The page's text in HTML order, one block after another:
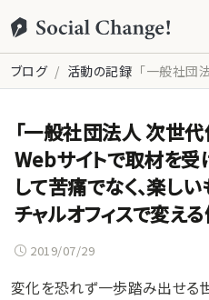
ブログ 活動の記録 「一般社団法人 次世代価値コンソーシアム」
「一般社団法人 次世代
Webサイトで取材を受
して苦痛でなく、楽し
チャルオフィスで変え
2019/07/29
変化を恐れず一歩踏み出せる